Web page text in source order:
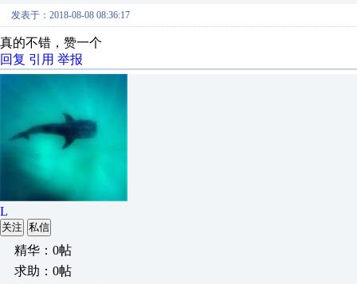
发表于：2018-08-08 08:36:17
真的不错，赞一个
回复 引用 举报
L
关注 私信
精华：0帖
求助：0帖